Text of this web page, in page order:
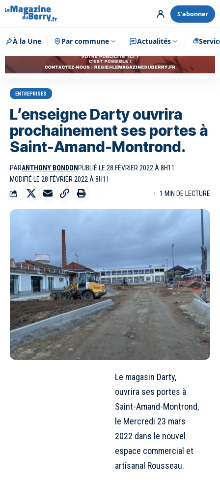
S'abonner
À la Une Par commune Actualités
Publicité
ENTREPRISES
L’enseigne Darty ouvrira
prochainement ses portes à
Saint-Amand-Montrond.
PARANTHONY BONDON PUBLIÉ LE 28 FÉVRIER 2022 À 8H11
MODIFIÉ LE 28 FÉVRIER 2022 À 8H11
1 MIN DE LECTURE
Le magasin Darty,
ouvrira ses portes à
Saint-Amand-Montrond,
le Mercredi 23 mars
2022 dans le nouvel
espace commercial et
artisanal Rousseau.